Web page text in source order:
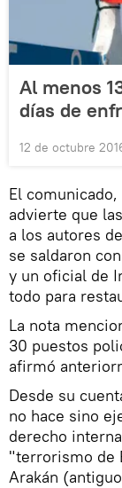
Al menos
días de
12 de octubre
El
advierte que
a los autores de
se saldaron
y un oficial de
todo para
La nota
30 puestos
afirmó
Desde su
no hace sino
derecho
"terrorismo de
Arakán